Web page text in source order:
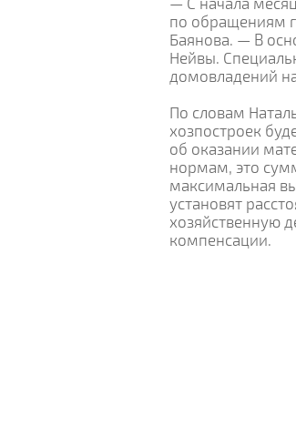
по обращениям
Баянова. — В
Нейвы.
домовладений
По словам
хозпостроек
об оказании
нормам, это
максимальная
установят
хозяйственную
компенсации.